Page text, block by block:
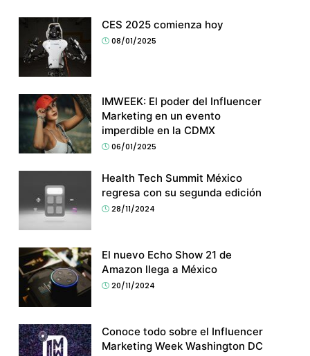
CES 2025 comienza hoy
08/01/2025
IMWEEK: El poder del Influencer
Marketing en un evento
imperdible en la CDMX
06/01/2025
Health Tech Summit México
regresa con su segunda edición
28/11/2024
El nuevo Echo Show 21 de
Amazon llega a México
20/11/2024
Conoce todo sobre el Influencer
Marketing Week Washington DC